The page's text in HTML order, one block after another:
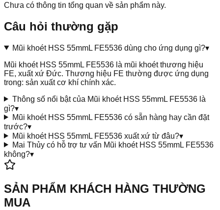
Chưa có thông tin tổng quan về sản phẩm này.
Câu hỏi thường gặp
Mũi khoét HSS 55mmL FE5536 dùng cho ứng dụng gì?▾
Mũi khoét HSS 55mmL FE5536 là mũi khoét thương hiệu
FE, xuất xứ Đức. Thương hiệu FE thường được ứng dụng
trong: sản xuất cơ khí chính xác.
Thông số nổi bật của Mũi khoét HSS 55mmL FE5536 là
gì?▾
Mũi khoét HSS 55mmL FE5536 có sẵn hàng hay cần đặt
trước?▾
Mũi khoét HSS 55mmL FE5536 xuất xứ từ đâu?▾
Mai Thủy có hỗ trợ tư vấn Mũi khoét HSS 55mmL FE5536
không?▾
SẢN PHẨM KHÁCH HÀNG THƯỜNG
MUA